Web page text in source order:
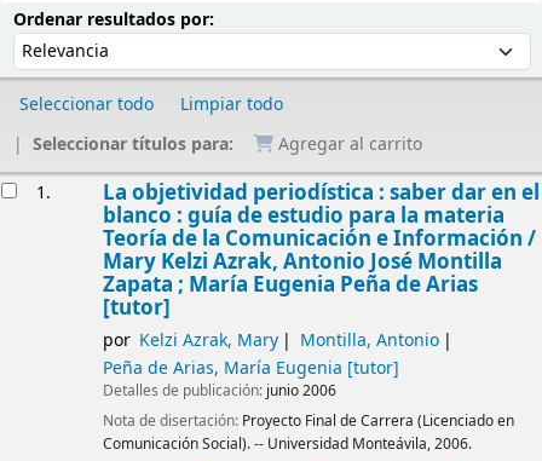
Ordenar resultados por:
Seleccionar todo
Limpiar todo
Seleccionar títulos para:
Agregar al carrito
1. La objetividad periodística : saber dar en el
blanco : guía de estudio para la materia
Teoría de la Comunicación e Información /
Mary Kelzi Azrak, Antonio José Montilla
Zapata ; María Eugenia Peña de Arias
[tutor]
por Kelzi Azrak, Mary
Montilla, Antonio
Peña de Arias, María Eugenia [tutor]
Detalles de publicación: junio 2006
Nota de disertación: Proyecto Final de Carrera (Licenciado en
Comunicación Social). -- Universidad Monteávila, 2006.